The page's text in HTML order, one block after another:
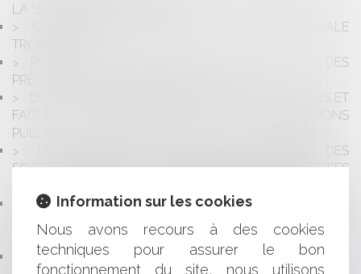
LA SIGNATURE DU CONTRAT!
CARACTÉRISATION D’UNE PRATIQUE COMMERCIALE
TROMPEUSE
PORT DU VOILE AU TRAVAIL : LA CJUE APPORTE DES
PRÉCISIONS SANS FAIRE DE RÉVOLUTION
DROIT DU PRODUCTEUR DES BASES DE DONNÉES ET
FACULTÉ DE RÉUTILISATION DES « INFORMATIONS
PUBLIQUES » ISSUES DE LA LOI DU 17 JUILLET 1978
LOI RELATIVE AU DEVOIR DE VIGILANCE DES
SOCIÉTÉS MÈRES ET DES ENTREPRISES DONNEUSES
A QUEL MOMENT L'HUISSIER PEUT-IL ENTRER DANS
LES LIEUX DANS LE CADRE DE LA SAISIE IMMOBILIÈRE
DE L'IMMEUBLE ?
EXPLOITANT AGRICOLE : DÉLAIS DE PAIEMENT EN
Information sur les cookies
Nous avons recours à des cookies
techniques pour assurer le bon
fonctionnement du site, nous utilisons